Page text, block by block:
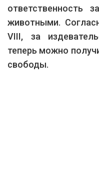
ответственность
животными.
VIII, за
теперь можно
свободы.